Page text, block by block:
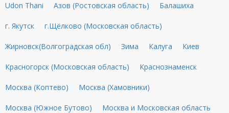
Udon Thani Азов (Ростовская область) Балашиха
г. Якутск г.Щёлково (Московская область)
Жирновск(Волгоградская обл) Зима Калуга Киев
Красногорск (Московская область) Краснознаменск
Москва (Коптево) Москва (Хамовники)
Москва (Южное Бутово) Москва и Московская область